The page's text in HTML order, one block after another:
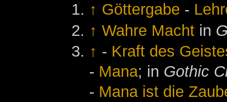
↑ Göttergabe -
↑ Wahre Macht in
↑ - Kraft des
- Mana; in Gothic
- Mana ist die